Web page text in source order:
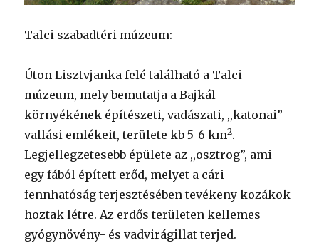
Talci szabadtéri múzeum:
Úton Lisztvjanka felé található a Talci
múzeum, mely bemutatja a Bajkál
környékének építészeti, vadászati, ,,katonai”
vallási emlékeit, területe kb 5-6 km2.
Legjellegzetesebb épülete az ,,osztrog”, ami
egy fából épített erőd, melyet a cári
fennhatóság terjesztésében tevékeny kozákok
hoztak létre. Az erdős területen kellemes
gyógynövény- és vadvirágillat terjed.